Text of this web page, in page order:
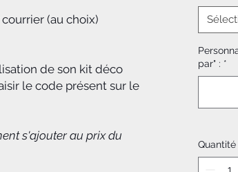
(au choix)
de son kit déco
le code présent sur le
s'ajouter au prix du
par" : *
Quantité